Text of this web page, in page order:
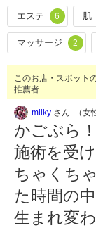
エステ 6 肌
マッサージ 2
このお店・スポット
推薦者
milky さん （女
かごぶら
施術を受
ちゃくち
た時間の
生まれ変